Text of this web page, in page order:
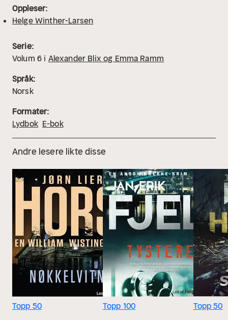
Oppleser:
Helge Winther-Larsen
Serie:
Volum 6 i Alexander Blix og Emma Ramm
Språk:
Norsk
Formater:
Lydbok E-bok
Andre lesere likte disse
Topp 50 Topp 100 Topp 50